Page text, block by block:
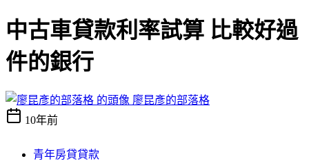
中古車貸款利率試算 比較好過
件的銀行
廖昆彥的部落格
10年前
青年房貸貸款